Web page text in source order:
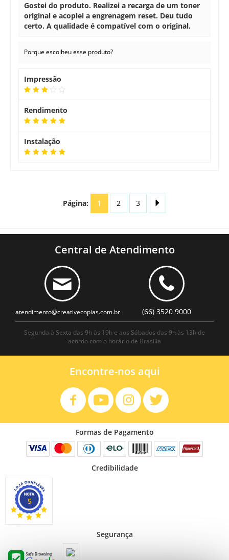
Gostei do produto. Realizei a recarga de um toner
original e acoplei a engrenagem reset. Deu tudo
certo. A qualidade é compatível com o original.
Porque escolheu esse produto?
Impressão
Rendimento
Instalação
Página: 1 2 3
Central de Atendimento
atendimento@creativecopias.com.br (66) 3520 9000
Segunda à Sexta das 9h às 19h e aos Sábados das 9h às 13h de
acordo com o horário de Brasília
Encontre-nos aqui
Formas de Pagamento
Credibilidade
5
Segurança